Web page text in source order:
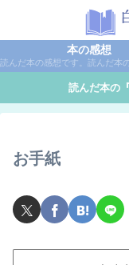
本の感想
読んだ本の
お手紙